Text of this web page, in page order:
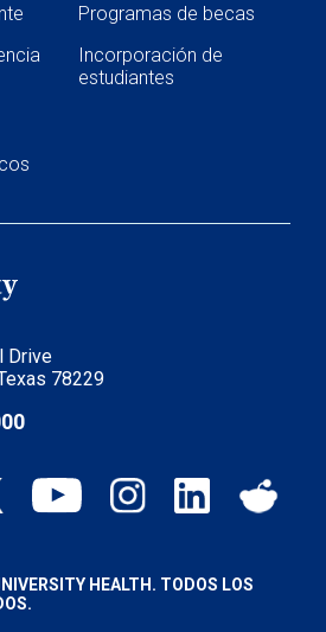
Drive
78229
Programas de becas
Incorporación de
estudiantes
HEALTH. TODOS LOS